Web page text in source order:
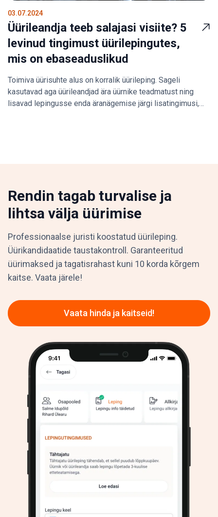
03.07.2024
Üürileandja teeb salajasi visiite? 5
levinud tingimust üürilepingutes,
mis on ebaseaduslikud
Toimiva üürisuhte alus on korralik üürileping. Sageli
kasutavad aga üürileandjad ära üürnike teadmatust ning
lisavad lepingusse enda äranägemise järgi lisatingimusi,
Rendin tagab turvalise ja
lihtsa välja üürimise
Professionaalse juristi koostatud üürileping.
Üürikandidaatide taustakontroll. Garanteeritud
üürimaksed ja tagatisrahast kuni 10 korda kõrgem
kaitse. Vaata järele!
Vaata hinda ja kaitseid!